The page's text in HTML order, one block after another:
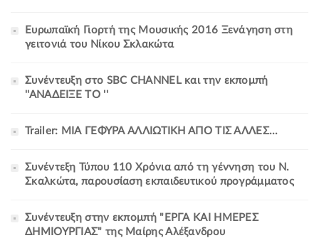
Ευρωπαϊκή Γιορτή της Μουσικής 2016 Ξενάγηση στη
γειτονιά του Νίκου Σκλακώτα
Συνέντευξη στο SBC CHANNEL και την εκπομπή
''ΑΝΑΔΕΙΞΕ ΤΟ ''
Trailer: ΜΙΑ ΓΕΦΥΡΑ ΑΛΛΙΩΤΙΚΗ ΑΠΟ ΤΙΣ ΑΛΛΕΣ...
Συνέντεξη Τύπου 110 Χρόνια από τη γέννηση του Ν.
Σκαλκώτα, παρουσίαση εκπαιδευτικού προγράμματος
Συνέντευξη στην εκπομπή "ΕΡΓΑ ΚΑΙ ΗMΕΡΕΣ
ΔΗΜΙΟΥΡΓΙΑΣ" της Μαίρης Αλέξανδρου